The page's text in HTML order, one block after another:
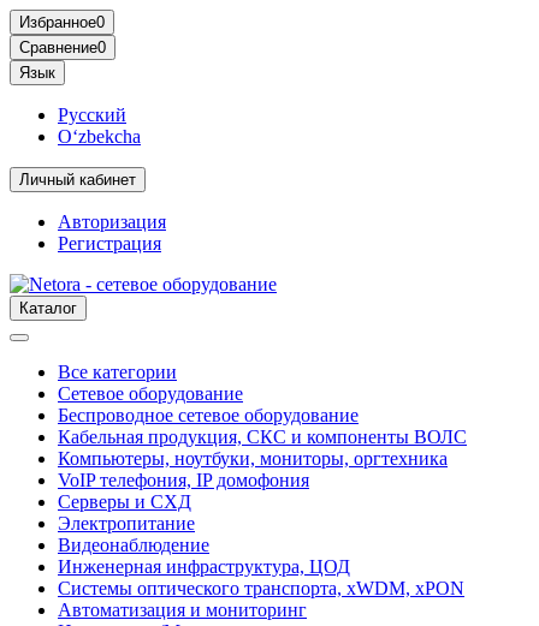
Избранное0
Сравнение0
Язык
Русский
O‘zbekcha
Личный кабинет
Авторизация
Регистрация
Каталог
Все категории
Сетевое оборудование
Беспроводное сетевое оборудование
Кабельная продукция, СКС и компоненты ВОЛС
Компьютеры, ноутбуки, мониторы, оргтехника
VoIP телефония, IP домофония
Серверы и СХД
Электропитание
Видеонаблюдение
Инженерная инфраструктура, ЦОД
Системы оптического транспорта, xWDM, xPON
Автоматизация и мониторинг